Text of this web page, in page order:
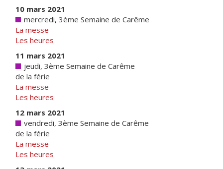
10 mars 2021
mercredi, 3ème Semaine de Carême
La messe
Les heures
11 mars 2021
jeudi, 3ème Semaine de Carême
de la férie
La messe
Les heures
12 mars 2021
vendredi, 3ème Semaine de Carême
de la férie
La messe
Les heures